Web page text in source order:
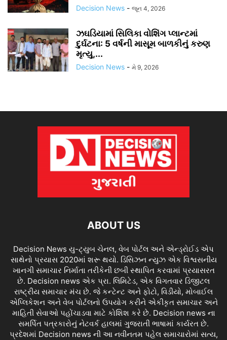
Decision News - જૂન 4, 2026
ઝઘડિયામાં સિલિકા વોશિંગ પ્લાન્ટમાં
દુર્ઘટના: 5 વર્ષની માસૂમ બાળકીનું કરુણ
મૃત્યુ,...
Decision News - મે 9, 2026
ABOUT US
Decision News યુ-ટ્યુબ ચેનલ, વેબ પોર્ટલ અને એન્ડ્રોઈડ એપ
સાથેનો પ્રયાસ 2020માં શરૂ થયો. ડિસિઝન ન્યુઝ એક વિશ્વસનીય
ખાનગી સમાચાર નિર્માતા તરીકેની છબી સ્થાપિત કરવામાં પ્રયાસરત
છે. Decision news એક પ્રા. લિમિટેડ, એક વિગતવાર ડિજીટલ
રાષ્ટ્રીય સમાચાર મંચ છે. જે કન્ટેન્ટ અને ફોટો, વિડીયો, મોબાઈલ
એપ્લિકેશન અને વેબ પોર્ટલનો ઉપયોગ કરીને એકીકૃત સમાચાર અને
માહિતી સેવાઓ પહોંચાડવા માટે કોશિશ કરે છે. Decision news ના
સમર્પિત પત્રકારોનું નેટવર્ક હાલમાં ગુજરાતી ભાષામાં કાર્યરત છે.
પ્રદેશમાં Decision news ની આ નવીનતમ પહેલ સમાચારોમાં સત્ય,